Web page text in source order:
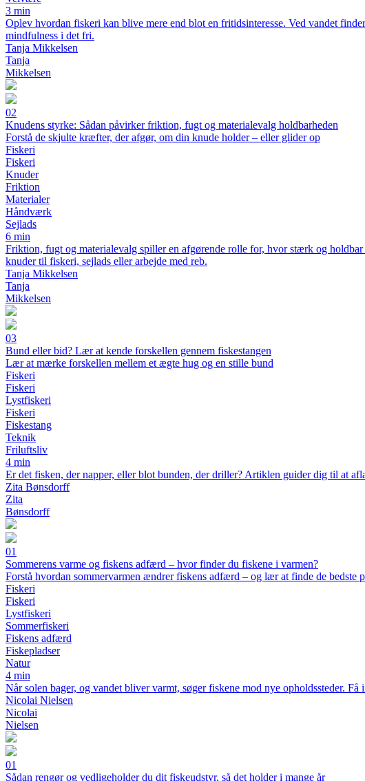
3 min
Oplev hvordan fiskeri kan blive mere end blot en fritidsinteresse. Ved vandet
mindfulness i det fri.
Tanja Mikkelsen
Tanja
Mikkelsen
02
Knudens styrke: Sådan påvirker friktion, fugt og materialevalg holdbarheden
Forstå de skjulte kræfter, der afgør, om din knude holder – eller glider op
Fiskeri
Fiskeri
Knuder
Friktion
Materialer
Håndværk
Sejlads
6 min
Friktion, fugt og materialevalg spiller en afgørende rolle for, hvor stærk og
knuder til fiskeri, sejlads eller arbejde med reb.
Tanja Mikkelsen
Tanja
Mikkelsen
03
Bund eller bid? Lær at kende forskellen gennem fiskestangen
Lær at mærke forskellen mellem et ægte hug og en stille bund
Fiskeri
Fiskeri
Lystfiskeri
Fiskeri
Fiskestang
Teknik
Friluftsliv
4 min
Er det fisken, der napper, eller blot bunden, der driller? Artiklen guider dig til at
Zita Bønsdorff
Zita
Bønsdorff
01
Sommerens varme og fiskens adfærd – hvor finder du fiskene i varmen?
Forstå hvordan sommervarmen ændrer fiskens adfærd – og lær at finde de bedste
Fiskeri
Fiskeri
Lystfiskeri
Sommerfiskeri
Fiskens adfærd
Fiskepladser
Natur
4 min
Når solen bager, og vandet bliver varmt, søger fiskene mod nye opholdssteder.
Nicolai Nielsen
Nicolai
Nielsen
01
Sådan rengør og vedligeholder du dit fiskeudstyr, så det holder i mange år